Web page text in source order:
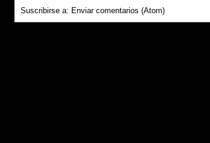
Suscribirse a: Enviar comentarios (Atom)